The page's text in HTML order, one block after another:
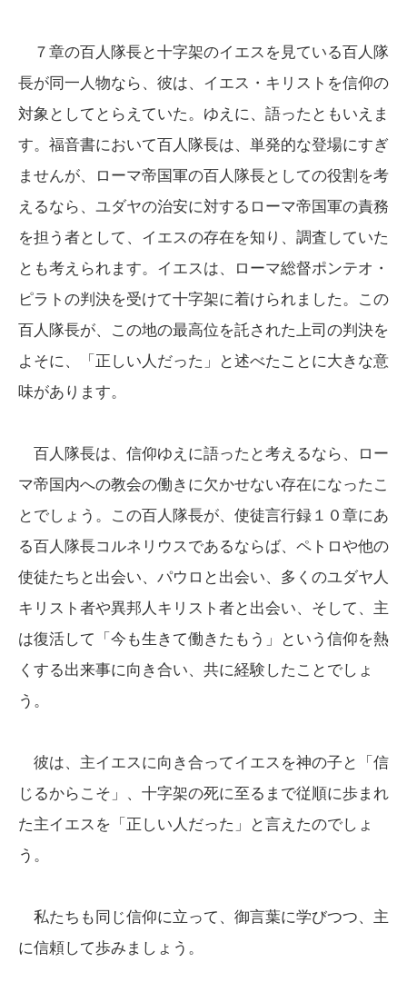
７章の百人隊長と十字架のイエスを見ている百人隊
長が同一人物なら、彼は、イエス・キリストを信仰の
対象としてとらえていた。ゆえに、語ったともいえま
す。福音書において百人隊長は、単発的な登場にすぎ
ませんが、ローマ帝国軍の百人隊長としての役割を考
えるなら、ユダヤの治安に対するローマ帝国軍の責務
を担う者として、イエスの存在を知り、調査していた
とも考えられます。イエスは、ローマ総督ポンテオ・
ピラトの判決を受けて十字架に着けられました。この
百人隊長が、この地の最高位を託された上司の判決を
よそに、「正しい人だった」と述べたことに大きな意
味があります。
百人隊長は、信仰ゆえに語ったと考えるなら、ロー
マ帝国内への教会の働きに欠かせない存在になったこ
とでしょう。この百人隊長が、使徒言行録１０章にあ
る百人隊長コルネリウスであるならば、ペトロや他の
使徒たちと出会い、パウロと出会い、多くのユダヤ人
キリスト者や異邦人キリスト者と出会い、そして、主
は復活して「今も生きて働きたもう」という信仰を熱
くする出来事に向き合い、共に経験したことでしょ
う。
彼は、主イエスに向き合ってイエスを神の子と「信
じるからこそ」、十字架の死に至るまで従順に歩まれ
た主イエスを「正しい人だった」と言えたのでしょ
う。
私たちも同じ信仰に立って、御言葉に学びつつ、主
に信頼して歩みましょう。